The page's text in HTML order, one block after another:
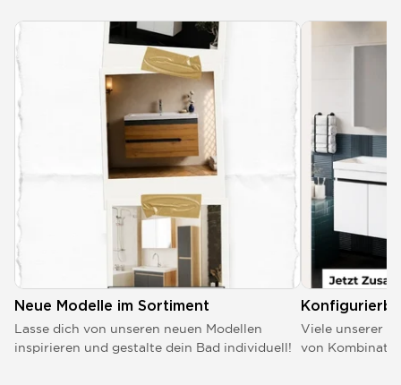
Neue Modelle im Sortiment
Lasse dich von unseren neuen Modellen
inspirieren und gestalte dein Bad individuell!
Viele unserer
von